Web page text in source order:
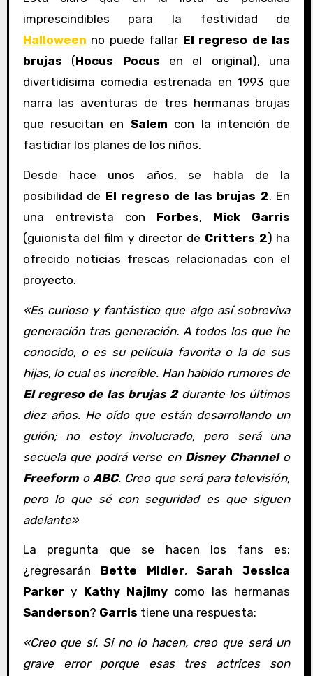
imprescindibles para la festividad de
Halloween no puede fallar El regreso de las
brujas (Hocus Pocus en el original), una
divertidísima comedia estrenada en 1993 que
narra las aventuras de tres hermanas brujas
que resucitan en Salem con la intención de
fastidiar los planes de los niños.
Desde hace unos años, se habla de la
posibilidad de El regreso de las brujas 2. En
una entrevista con Forbes, Mick Garris
(guionista del film y director de Critters 2) ha
ofrecido noticias frescas relacionadas con el
proyecto.
«Es curioso y fantástico que algo así sobreviva
generación tras generación. A todos los que he
conocido, o es su película favorita o la de sus
hijas, lo cual es increíble. Han habido rumores de
El regreso de las brujas 2durante los últimos
diez años. He oído que están desarrollando un
guión; no estoy involucrado, pero será una
secuela que podrá verse en Disney Channelo
FreeformoABC. Creo que será para televisión,
pero lo que sé con seguridad es que siguen
adelante»
La pregunta que se hacen los fans es:
¿regresarán Bette Midler,Sarah Jessica
Parkery Kathy Najimy como las hermanas
Sanderson? Garris tiene una respuesta:
«Creo que sí. Si no lo hacen, creo que será un
grave error porque esas tres actrices son